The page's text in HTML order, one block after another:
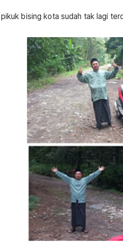
pikuk bising kota sudah tak lagi